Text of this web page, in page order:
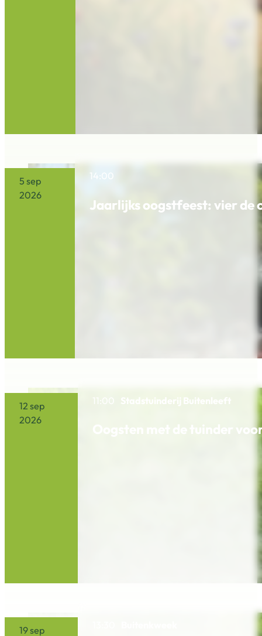
5 sep
2026
14:00
Jaarlijks oogstfeest: vier de
12 sep
2026
11:00 Stadstuinderij Buitenleeft
Oogsten met de tuinder
19 sep